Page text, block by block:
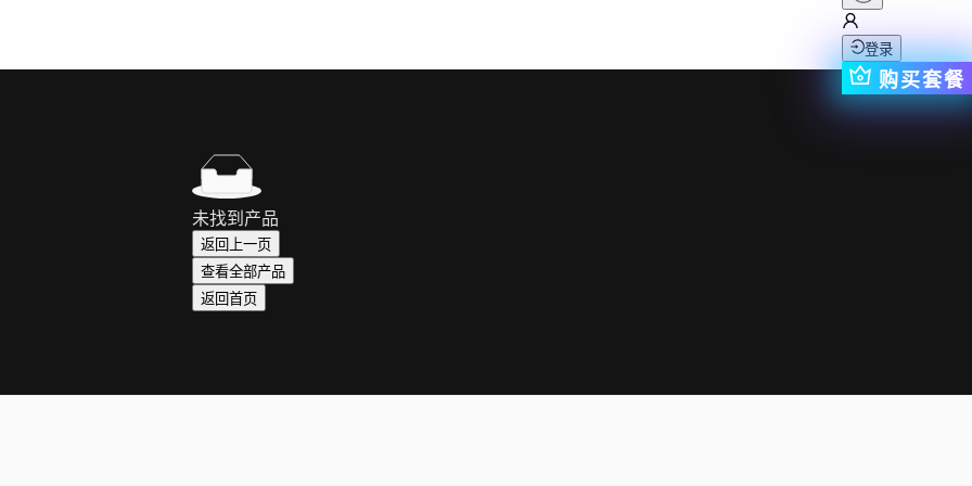
登录
购买套餐
未找到产品
返回上一页
查看全部产品
返回首页